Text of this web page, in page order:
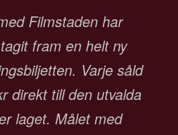
Filmstaden har
fram en helt ny
Varje såld
direkt till den utvalda
laget. Målet med